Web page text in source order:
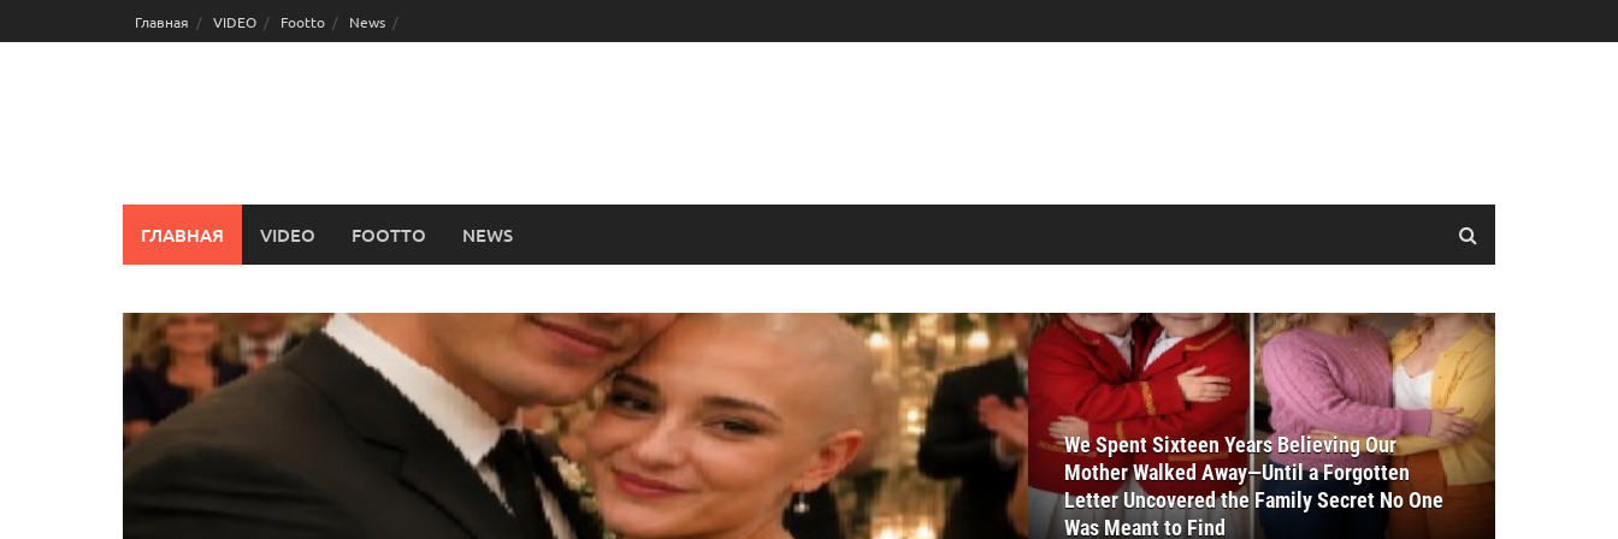
к
Главная VIDEO Footto News
ГЛАВНАЯ VIDEO FOOTTO NEWS
We Spent Sixteen Years Believing Our
Mother Walked Away—Until a Forgotten
Letter Uncovered the Family Secret No One
Was Meant to Find